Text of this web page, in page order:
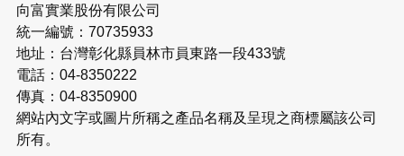
向富實業股份有限公司
統一編號：70735933
地址：台灣彰化縣員林市員東路一段433號
電話：04-8350222
傳真：04-8350900
網站內文字或圖片所稱之產品名稱及呈現之商標屬該公司
所有。